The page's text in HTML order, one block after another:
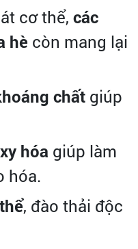
cơ thể, các
hè còn mang lại
chất giúp
hóa giúp làm
hóa.
, đào thải độc